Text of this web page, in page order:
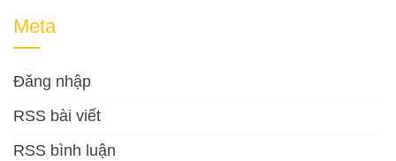
Meta
Đăng nhập
RSS bài viết
RSS bình luận